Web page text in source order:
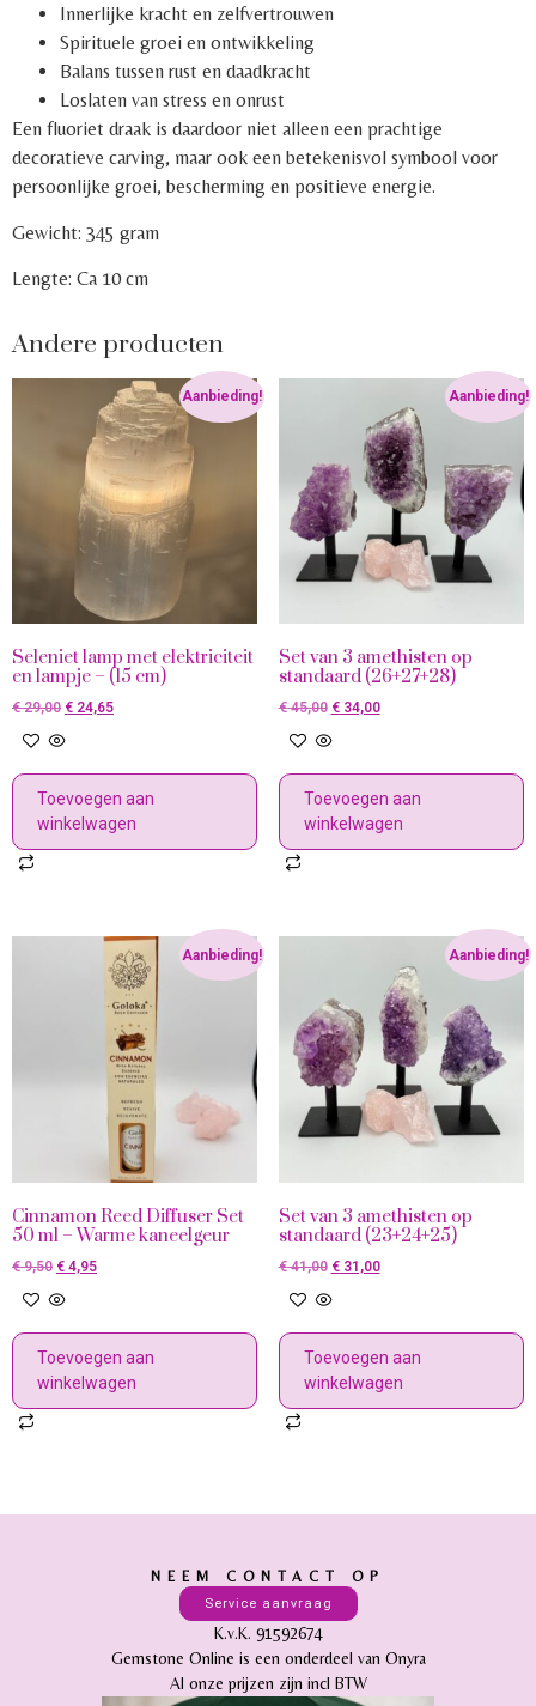
Innerlijke kracht en zelfvertrouwen
Spirituele groei en ontwikkeling
Balans tussen rust en daadkracht
Loslaten van stress en onrust
Een fluoriet draak is daardoor niet alleen een prachtige
decoratieve carving, maar ook een betekenisvol symbool voor
persoonlijke groei, bescherming en positieve energie.
Gewicht: 345 gram
Lengte: Ca 10 cm
Andere producten
Aanbieding!
Seleniet lamp met elektriciteit
en lampje – (15 cm)
€29,00 € 24,65
Toevoegen aan
winkelwagen
Aanbieding!
Set van 3 amethisten op
standaard (26+27+28)
€45,00 €34,00
Toevoegen aan
winkelwagen
Aanbieding!
Cinnamon Reed Diffuser Set
50 ml – Warme kaneelgeur
€9,50 € 4,95
Toevoegen aan
winkelwagen
Aanbieding!
Set van 3 amethisten op
standaard (23+24+25)
€41,00 €31,00
Toevoegen aan
winkelwagen
NEEM CONTACT OP
Service aanvraag
K.v.K. 91592674
Gemstone Online is een onderdeel van Onyra
Al onze prijzen zijn incl BTW